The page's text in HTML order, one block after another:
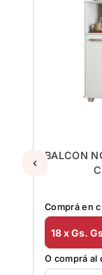
BALCON
Comprá en
18 x Gs.
O comprá al
‹